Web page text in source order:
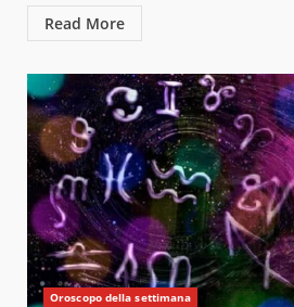
Read More
Oroscopo della settimana